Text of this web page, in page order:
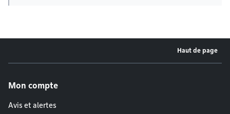
Haut de page
Mon compte
Avis et alertes